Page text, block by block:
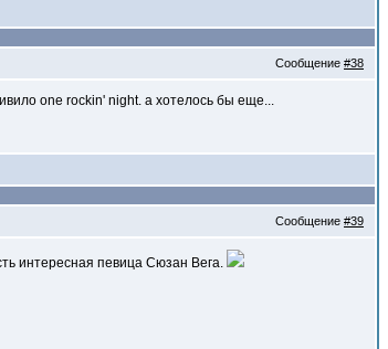
Сообщение #38
one rockin' night. а хотелось бы еще...
Сообщение #39
интересная певица Сюзан Вега.